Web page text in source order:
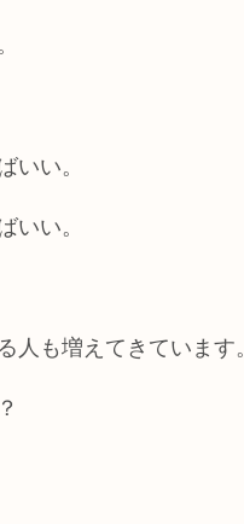
いい。
いい。
人も増えてきています。